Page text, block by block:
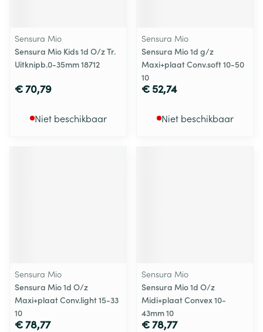
Sensura Mio
Sensura Mio Kids 1d O/z Tr.
Uitknipb.0-35mm 18712
€ 70,79
Niet beschikbaar
Sensura Mio
Sensura Mio 1d g/z
Maxi+plaat Conv.soft 10-50
10
€ 52,74
Niet beschikbaar
Sensura Mio
Sensura Mio 1d O/z
Maxi+plaat Conv.light 15-33
10
€ 78,77
Sensura Mio
Sensura Mio 1d O/z
Midi+plaat Convex 10-
43mm 10
€ 78,77